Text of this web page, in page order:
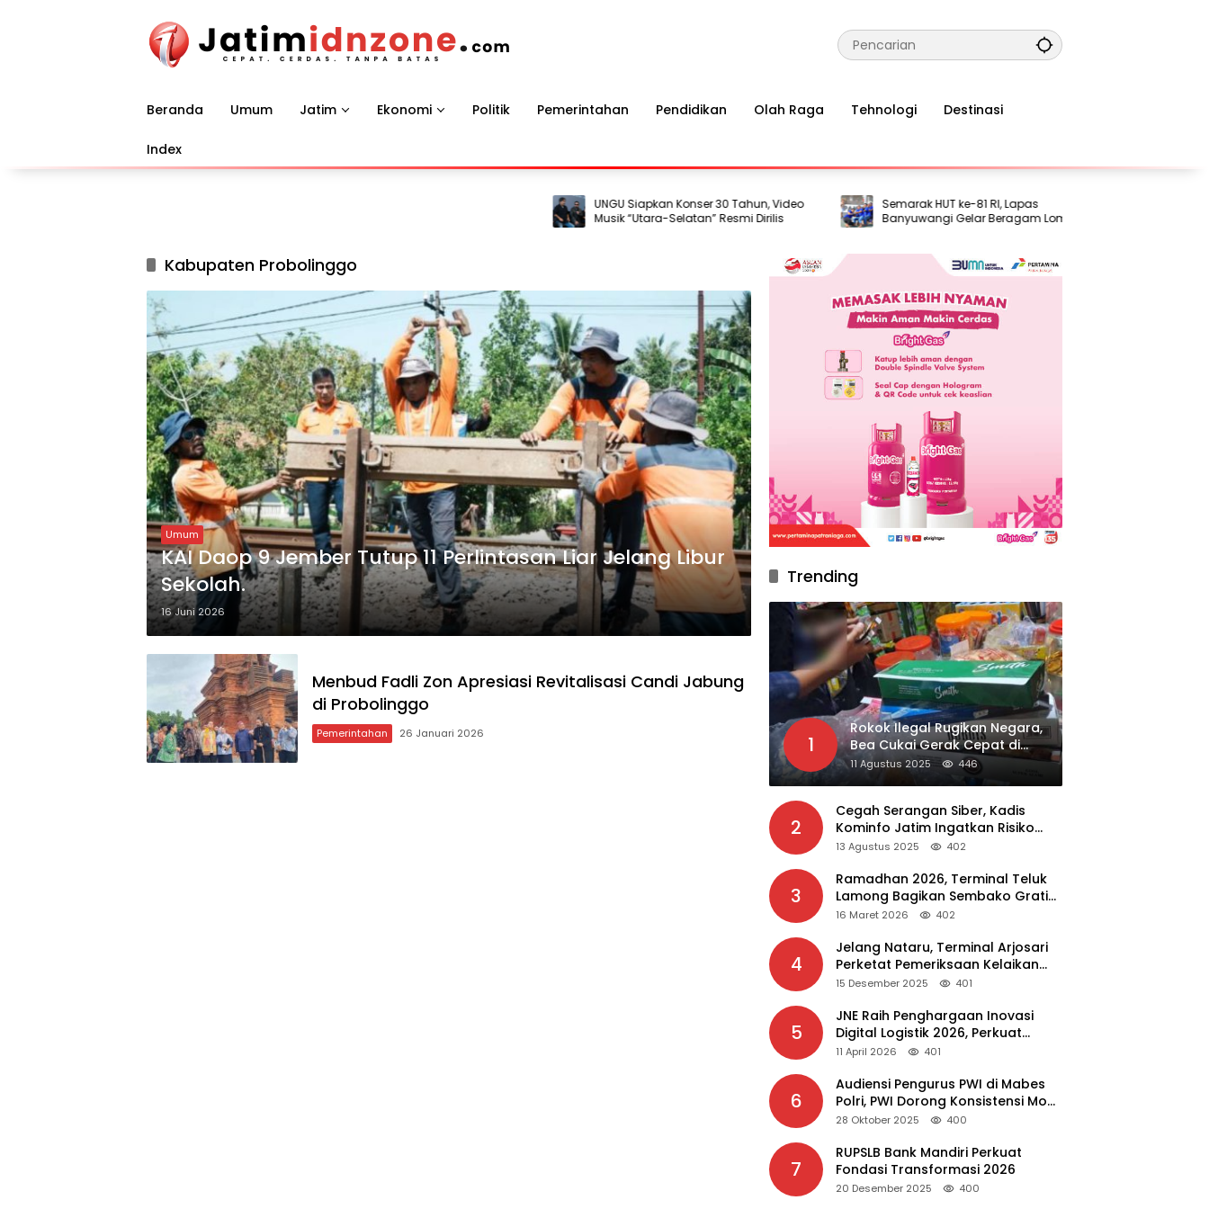
Beranda Umum Jatim Ekonomi Politik Pemerintahan Pendidikan Olah Raga Tehnologi Destinasi
Index
UNGU Siapkan Konser 30 Tahun, Video
Musik “Utara-Selatan” Resmi Dirilis
Semarak HUT ke-81 RI, Lapas
Banyuwangi Gelar Beragam Lomba
bagi Warga Binaan
Kabupaten Probolinggo
Umum
KAI Daop 9 Jember Tutup 11 Perlintasan Liar Jelang Libur
Sekolah.
16 Juni 2026
Menbud Fadli Zon Apresiasi Revitalisasi Candi Jabung
di Probolinggo
Pemerintahan 26 Januari 2026
Trending
1
Rokok Ilegal Rugikan Negara,
Bea Cukai Gerak Cepat di
Giripurno
11 Agustus 2025 446
2
Cegah Serangan Siber, Kadis
Kominfo Jatim Ingatkan Risiko
Malware dari Aplikasi Bajakan
13 Agustus 2025 402
3
Ramadhan 2026, Terminal Teluk
Lamong Bagikan Sembako Gratis
dan Takjil untuk Masyarakat
16 Maret 2026 402
4
Jelang Nataru, Terminal Arjosari
Perketat Pemeriksaan Kelaikan
Bus
15 Desember 2025 401
5
JNE Raih Penghargaan Inovasi
Digital Logistik 2026, Perkuat
Transformasi Layanan
11 April 2026 401
6
Audiensi Pengurus PWI di Mabes
Polri, PWI Dorong Konsistensi MoU
Dewan Pers – Polri
28 Oktober 2025 400
7
RUPSLB Bank Mandiri Perkuat
Fondasi Transformasi 2026
20 Desember 2025 400